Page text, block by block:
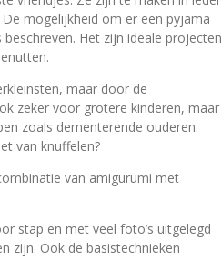
mogelijkheid om er een pyjama
Het zijn ideale projecten
maar door de
zeker voor grotere kinderen, maar
zoals dementerende ouderen.
van knuffelen?
van amigurumi met
stap en met veel foto’s uitgelegd
zijn. Ook de basistechnieken